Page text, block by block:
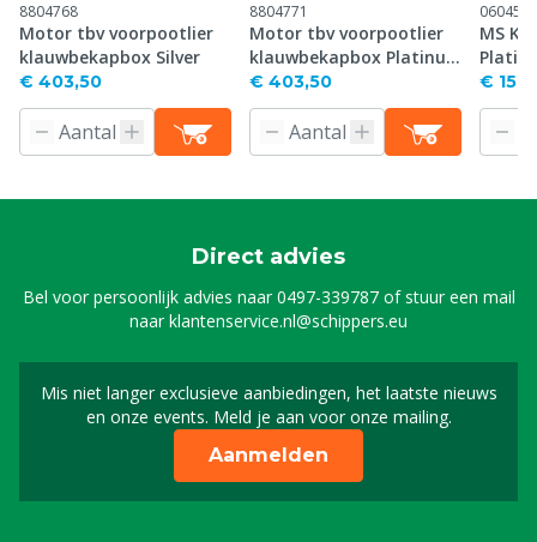
8804768
Motor tbv voorpootlier
klauwbekapbox Silver
€ 403,50
8804771
Motor tbv voorpootlier
klauwbekapbox Platinum
(Hydro)
€ 403,50
0604568
MS
€
Direct advies
Bel voor persoonlijk advies naar0497-339787of stuur een mail
naarklantenservice.nl@schippers.eu
Mis niet langer exclusieve aanbiedingen, het laatste nieuws
en onze events. Meld je aan voor onze mailing.
Schrijf je in voor onze
Aanmelden